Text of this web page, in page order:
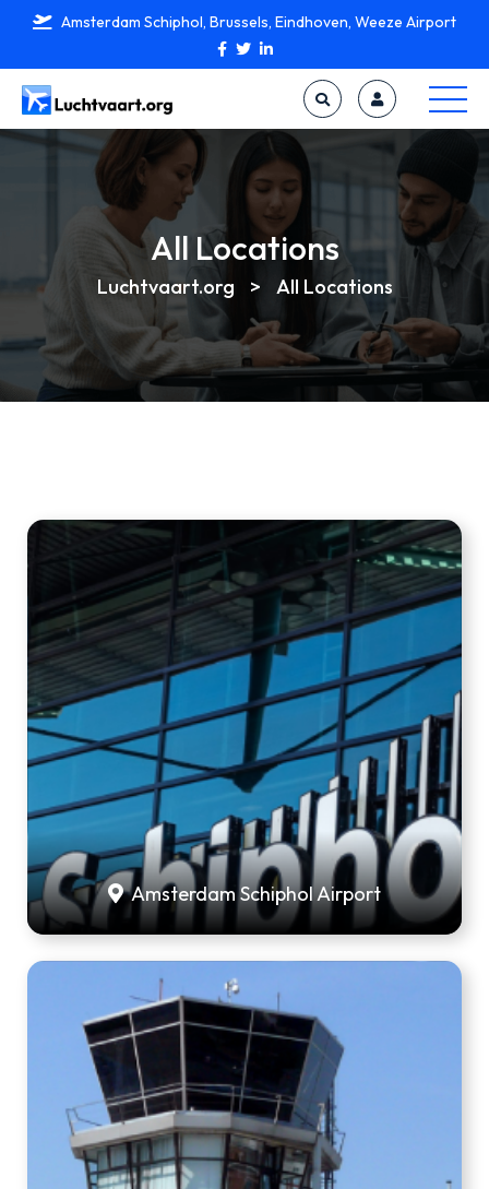
Amsterdam Schiphol, Brussels, Eindhoven, Weeze Airport
All Locations
Luchtvaart.org > All Locations
Amsterdam Schiphol Airport